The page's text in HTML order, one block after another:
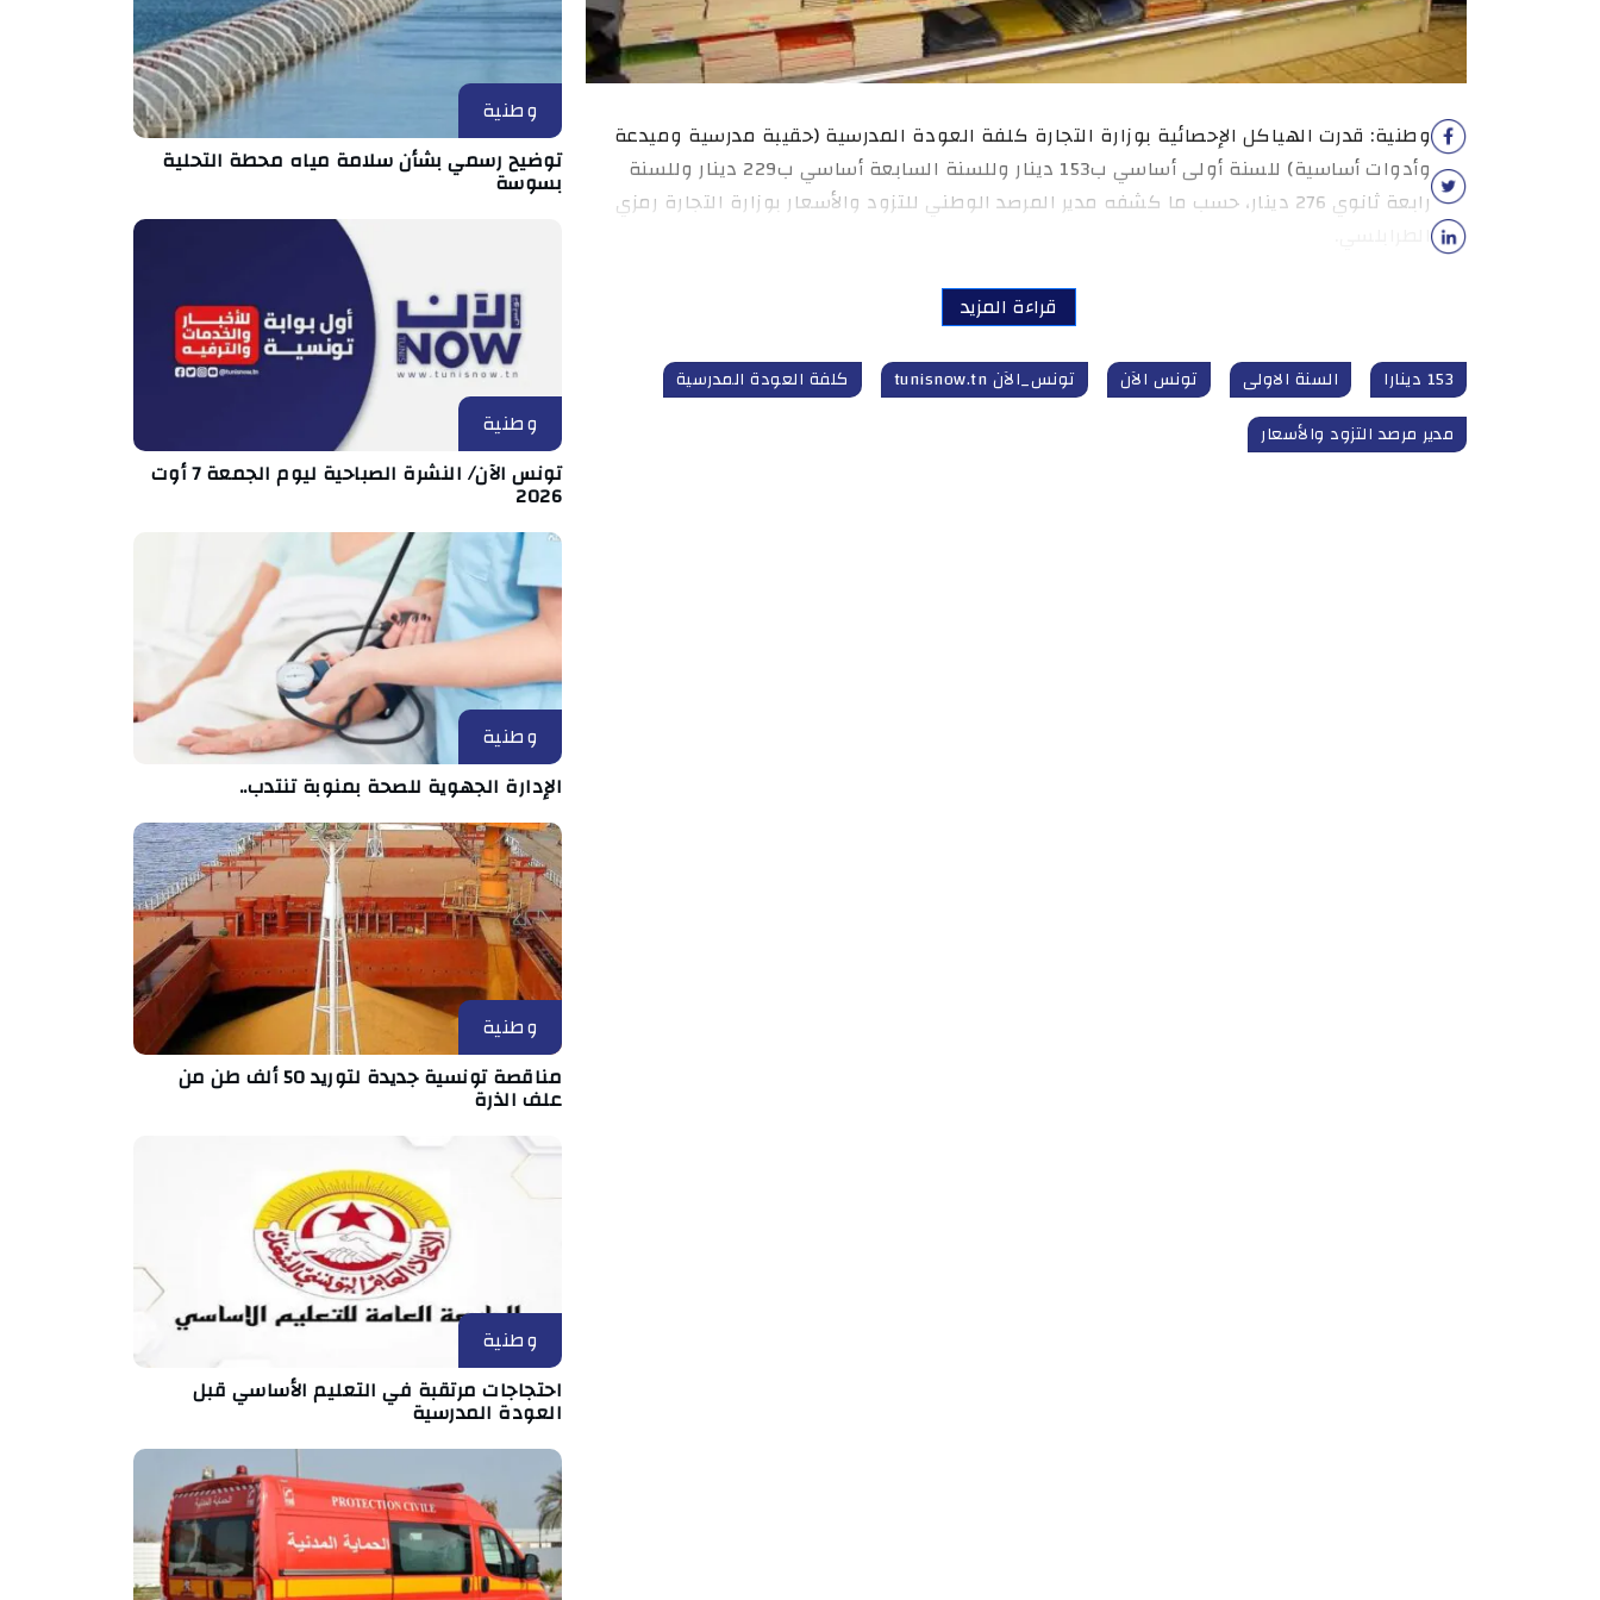
وطنية: قدرت الهياكل الإحصائية بوزارة التجارة كلفة العودة المدرسية (حقيبة مدرسية وميدعة
وأدوات أساسية) للسنة أولى أساسي ب153 دينار وللسنة السابعة أساسي ب229 دينار وللسنة
رابعة ثانوي 276 دينار، حسب ما كشفه مدير المرصد الوطني للتزود والأسعار بوزارة التجارة رمزي
قراءة المزيد
153 دينارا السنة الاولى تونس الآن تونس_الآن tunisnow.tn
كلفة العودة المدرسية
مدير مرصد التزود والأسعار
وطنية
توضيح رسمي بشأن سلامة مياه محطة التحلية
بسوسة
وطنية
تونس الآن/ النشرة الصباحية ليوم الجمعة 7 أوت
2026
وطنية
الإدارة الجهوية للصحة بمنوبة تنتدب..
وطنية
مناقصة تونسية جديدة لتوريد 50 ألف طن من
علف الذرة
وطنية
احتجاجات مرتقبة في التعليم الأساسي قبل
العودة المدرسية